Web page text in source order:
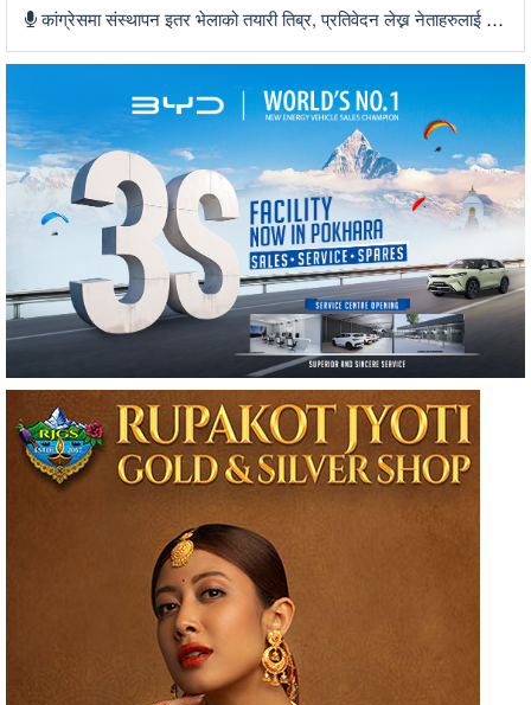
कांग्रेसमा संस्थापन इतर भेलाको तयारी तिब्र, प्रतिवेदन लेख्न नेताहरुलाई जिम्मेवारी, भेलामा सहभागी हुन देउवा फर्कदैं